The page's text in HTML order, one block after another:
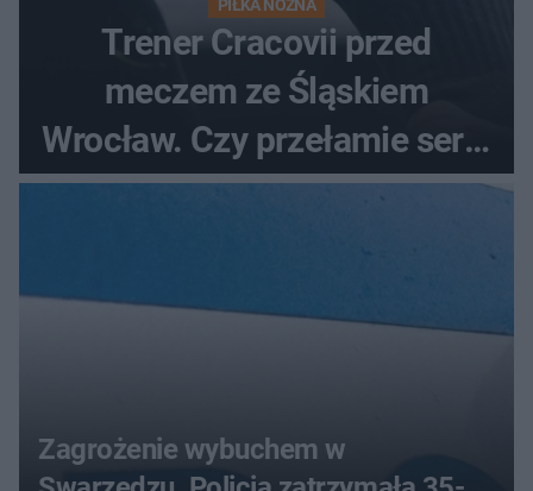
PIŁKA NOŻNA
Trener Cracovii przed
meczem ze Śląskiem
Wrocław. Czy przełamie serię
bez wygranej?
Zagrożenie wybuchem w